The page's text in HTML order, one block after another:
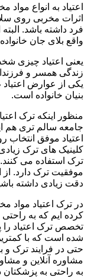
اعتیاد به انواع
اثرات مخربی روی
فرد داشته باشد. البته
واقع بلای جان
یعنی اعتیاد چیزی
زندگی همسر و
یکی از عوارض
بنیان خانواده است.
منظور اینکه ترک
جامعه سالم تری هم
اعتیاد موفق
کلینیک های ترک
ترک استفاده می
موفقیت ترک دارد. از
دقت زیادی داشته
در ترک اعتیاد مواد
کرده ایم که به راحتی
تخصص ترک اعتیاد را
شده است که با
حتی در فرایند ترک و
مشاوره آنلاین و
به راحتی به